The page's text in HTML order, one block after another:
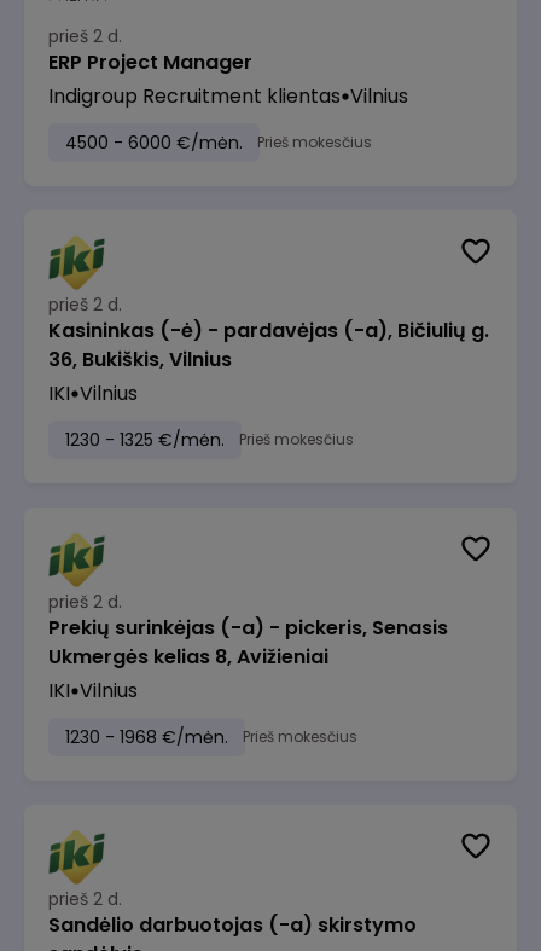
prieš 2 d.
ERP Project Manager
Indigroup Recruitment klientas Vilnius
4500 - 6000 €/mėn. Prieš mokesčius
prieš 2 d.
Kasininkas (-ė) - pardavėjas (-a), Bičiulių g.
36, Bukiškis, Vilnius
IKI Vilnius
1230 - 1325 €/mėn. Prieš mokesčius
prieš 2 d.
Prekių surinkėjas (-a) - pickeris, Senasis
Ukmergės kelias 8, Avižieniai
IKI Vilnius
1230 - 1968 €/mėn. Prieš mokesčius
prieš 2 d.
Sandėlio darbuotojas (-a) skirstymo